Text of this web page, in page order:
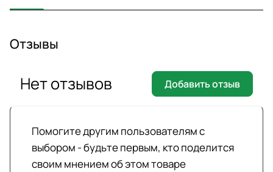
Отзывы
Помогите другим пользователям с
выбором - будьте первым, кто поделится
своим мнением об этом товаре
Нет отзывов Добавить отзыв